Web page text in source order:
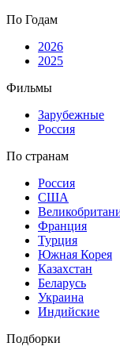
По Годам
2026
2025
Фильмы
Зарубежные
Россия
По странам
Россия
США
Франция
Турция
Южная Корея
Казахстан
Беларусь
Украина
Индийские
Подборки